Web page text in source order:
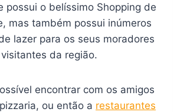
possui o belíssimo Shopping de
mas também possui inúmeros
lazer para os seus moradores
da região.
encontrar com os amigos
ou então a restaurantes